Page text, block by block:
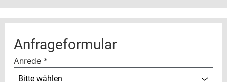
Anfrageformular
Anrede *
Bitte wählen